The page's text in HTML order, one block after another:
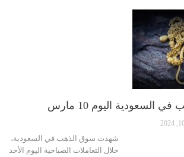
السعودية اليوم 10 مارس
شهدت سوق الذهب في السعودية،
خلال التعاملات الصباحية اليوم الأحد